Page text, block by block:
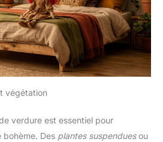
végétation
verdure est essentiel pour
bohème. Des plantes suspenduesou